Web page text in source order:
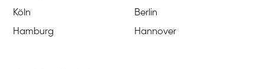
Köln
Berlin
Hamburg
Hannover